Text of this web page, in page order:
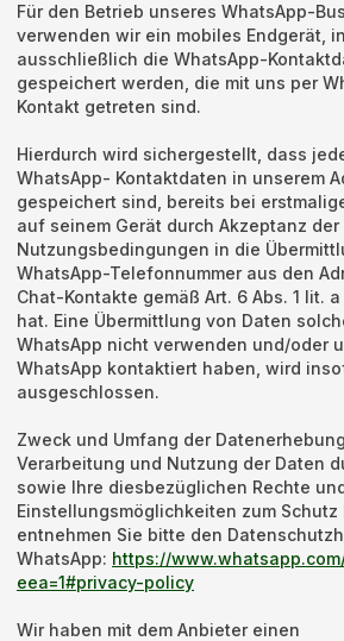
Für den Betrieb unseres WhatsApp-
verwenden wir ein mobiles Endgerät,
ausschließlich die WhatsApp-
gespeichert werden, die mit uns per
Kontakt getreten sind.
Hierdurch wird sichergestellt, dass
WhatsApp- Kontaktdaten in unserem
gespeichert sind, bereits bei
auf seinem Gerät durch Akzeptanz
Nutzungsbedingungen in die
WhatsApp-Telefonnummer aus den
Chat-Kontakte gemäß Art. 6 Abs. 1 lit.
hat. Eine Übermittlung von Daten
WhatsApp nicht verwenden und/oder
WhatsApp kontaktiert haben, wird
ausgeschlossen.
Zweck und Umfang der
Verarbeitung und Nutzung der Daten
sowie Ihre diesbezüglichen Rechte
Einstellungsmöglichkeiten zum Schutz
entnehmen Sie bitte den
WhatsApp: https://www.whatsapp.com
eea=1#privacy-policy
Wir haben mit dem Anbieter einen